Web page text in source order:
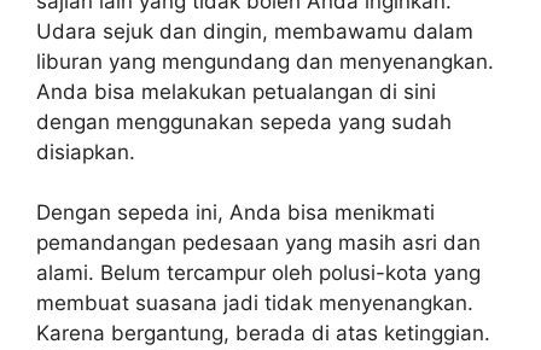
Udara sejuk dan dingin, membawamu dalam
liburan yang mengundang dan menyenangkan.
Anda bisa melakukan petualangan di sini
dengan menggunakan sepeda yang sudah
disiapkan.
Dengan sepeda ini, Anda bisa menikmati
pemandangan pedesaan yang masih asri dan
alami. Belum tercampur oleh polusi-kota yang
membuat suasana jadi tidak menyenangkan.
Karena bergantung, berada di atas ketinggian.